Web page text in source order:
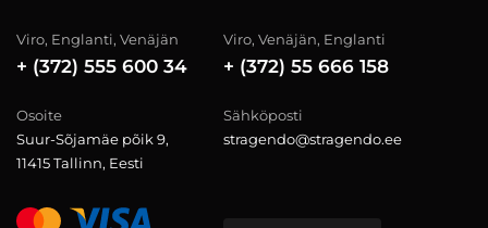
Viro, Englanti, Venäjän
+ (372) 555 600 34
Viro, Venäjän, Englanti
+ (372) 55 666 158
Osoite
Suur-Sõjamäe põik 9,
11415 Tallinn, Eesti
Sähköposti
stragendo@stragendo.ee